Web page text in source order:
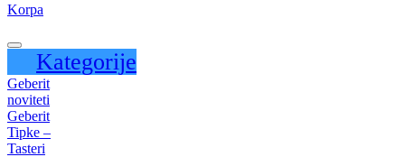
Korpa
Kategorije
Geberit
noviteti
Geberit
Tipke –
Tasteri